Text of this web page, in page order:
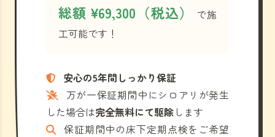
総額 ¥69,300（税込）
で施
工可能です！
安心の5年間しっかり保証
万が一保証期間中にシロアリが発生
した場合は完全無料にて駆除 します
保証期間中の床下定期点検をご希望